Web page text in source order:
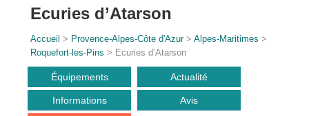
Ecuries d’Atarson
Accueil > Provence-Alpes-Côte d'Azur>Alpes-Maritimes >
Roquefort-les-Pins > Ecuries d’Atarson
Équipements Actualité
Informations Avis